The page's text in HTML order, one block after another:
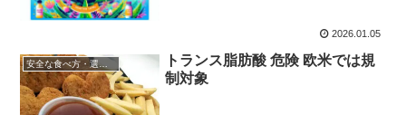
2026.01.05
安全な食べ方・選び方
トランス脂肪酸 危険 欧米では規
制対象